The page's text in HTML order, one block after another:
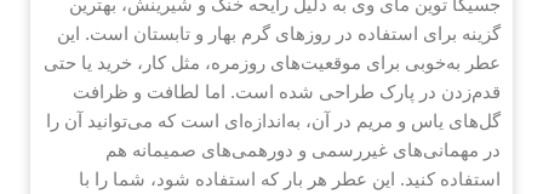
جسیکا توین مای وی به دلیل رایحه خنک و شیرینش، بهترین
گزینه برای استفاده در روزهای گرم بهار و تابستان است. این
عطر به‌خوبی برای موقعیت‌های روزمره، مثل کار، خرید یا حتی
قدم‌زدن در پارک طراحی شده است. اما لطافت و ظرافت
گل‌های یاس و مریم در آن، به‌اندازه‌ای است که می‌توانید آن را
در مهمانی‌های غیررسمی و دورهمی‌های صمیمانه هم
استفاده کنید. این عطر هر بار که استفاده شود، شما را با